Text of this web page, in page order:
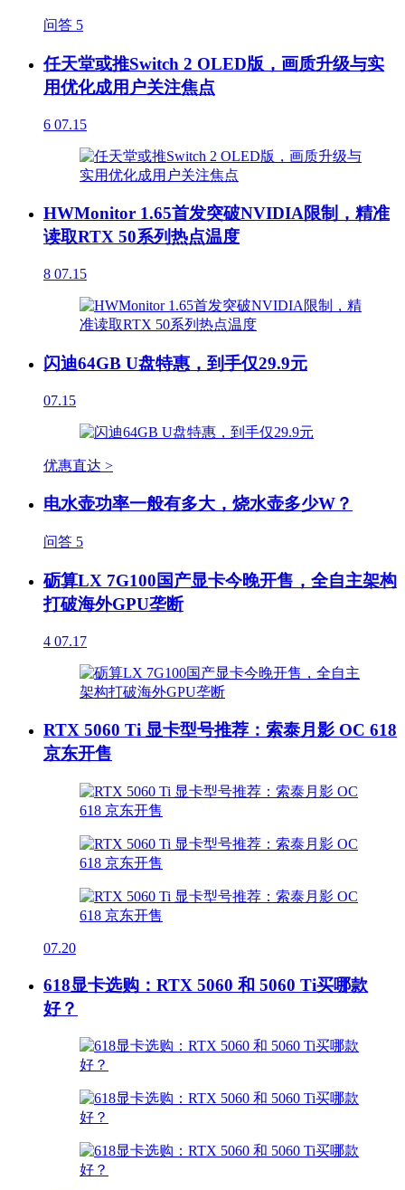
问答 5
任天堂或推Switch 2 OLED版，画质升级与实
用优化成用户关注焦点
6 07.15
HWMonitor 1.65首发突破NVIDIA限制，精准
读取RTX 50系列热点温度
8 07.15
闪迪64GB U盘特惠，到手仅29.9元
07.15
优惠直达 >
电水壶功率一般有多大，烧水壶多少W？
问答 5
砺算LX 7G100国产显卡今晚开售，全自主架构
打破海外GPU垄断
4 07.17
RTX 5060 Ti 显卡型号推荐：索泰月影 OC 618
京东开售
07.20
618显卡选购：RTX 5060 和 5060 Ti买哪款
好？